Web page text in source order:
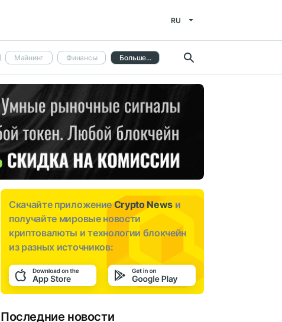
RU
Майнинг Финансы Больше...
Скачайте приложениеCrypto News и
получайте мировые новости
криптовалюты и технологии блокчейн
из разных источников:
Последние новости